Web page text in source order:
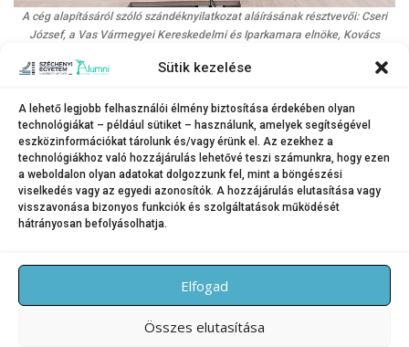
Sütik kezelése
A lehető legjobb felhasználói élmény biztosítása érdekében olyan
technológiákat – például sütiket – használunk, amelyek segítségével
eszközinformációkat tárolunk és/vagy érünk el. Az ezekhez a
technológiákhoz való hozzájárulás lehetővé teszi számunkra, hogy ezen
a weboldalon olyan adatokat dolgozzunk fel, mint a böngészési
viselkedés vagy az egyedi azonosítók. A hozzájárulás elutasítása vagy
visszavonása bizonyos funkciók és szolgáltatások működését
hátrányosan befolyásolhatja.
Elfogad
Összes elutasítása
A cég alapításáról szóló szándéknyilatkozat aláírásának résztvevői: Cseri
József, a Vas Vármegyei Kereskedelmi és Iparkamara elnöke, Kovács
Péntek Imre, a Magyar Kereskedelmi és Iparkamara alelnöke, a Győr-
Friedler Ferenc, a Széchenyi István Egyetem rektora, tudományos
elnökhelyettese és dr. Kovács Zsolt, az egyetem általános és oktatási
elnökhelyettese.
(Fotó: Adorján András)
KATEGÓRIA:HÍREK